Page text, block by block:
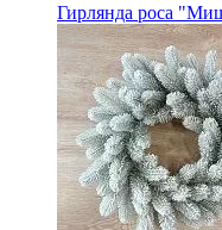
Гирлянда роса